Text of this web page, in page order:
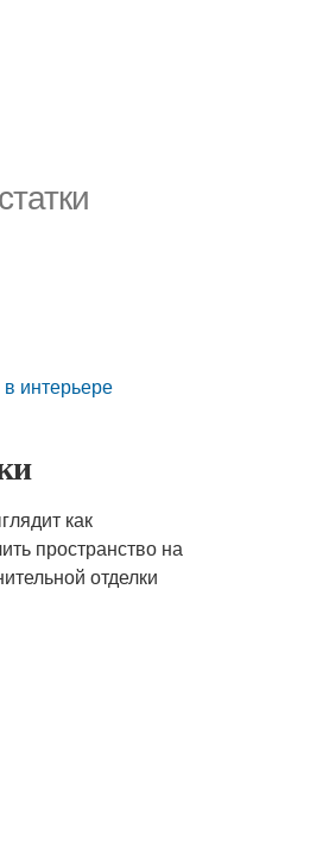
интерьере
как
пространство на
отделки